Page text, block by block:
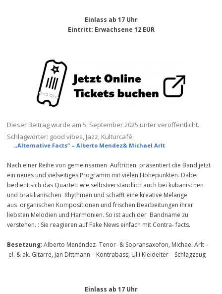
Einlass ab 17 Uhr
Eintritt: Erwachsene 12 EUR
Dieser Beitrag wurde am 5. September 2025 unter veröffentlicht.
Schlagwörter: good vibes, Jazz, Kulturcafé.
„Alternative Facts“ – Alberto Mendez& Michael Arlt
Nach einer Reihe von gemeinsamen Auftritten präsentiert die Band jetzt
ein neues und vielseitiges Programm mit vielen Höhepunkten. Dabei
bedient sich das Quartett wie selbstverständlich auch bei kubanischen
und brasilianischen Rhythmen und schafft eine kreative Melange
aus organischen Kompositionen und frischen Bearbeitungen ihrer
liebsten Melodien und Harmonien. So ist auch der Bandname zu
verstehen. : Sie reagieren auf Fake News einfach mit Contra- facts.
Besetzung: Alberto Menéndez- Tenor- & Sopransaxofon, Michael Arlt –
el. & ak. Gitarre, Jan Dittmann – Kontrabass, Ulli Kleideiter – Schlagzeug
Einlass ab 17 Uhr